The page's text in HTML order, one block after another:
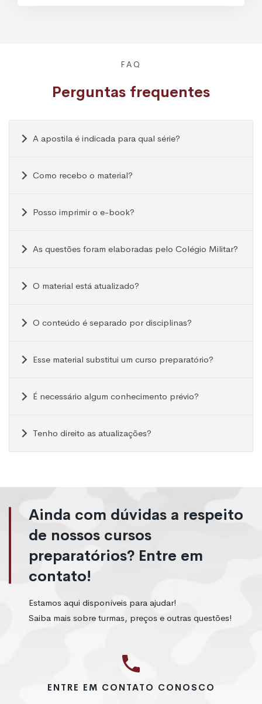
FAQ
Perguntas frequentes
A apostila é indicada para qual série?
Como recebo o material?
Posso imprimir o e-book?
As questões foram elaboradas pelo Colégio Militar?
O material está atualizado?
O conteúdo é separado por disciplinas?
Esse material substitui um curso preparatório?
É necessário algum conhecimento prévio?
Tenho direito as atualizações?
Ainda com dúvidas a respeito
de nossos cursos
preparatórios? Entre em
contato!
Estamos aqui disponíveis para ajudar!
Saiba mais sobre turmas, preços e outras questões!
ENTRE EM CONTATO CONOSCO